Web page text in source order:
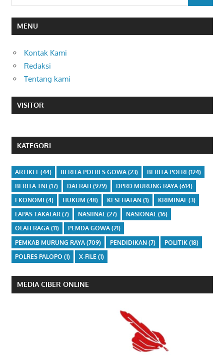
MENU
Kontak Kami
Redaksi
Tentang kami
VISITOR
KATEGORI
ARTIKEL (44) BERITA POLRES GOWA(23) BERITA POLRI (124)
BERITA TNI (17) DAERAH (979) DPRD MURUNG RAYA(614)
EKONOMI (4) HUKUM (48) KESEHATAN(1) KRIMINAL(3)
LAPAS TAKALAR(7) NASIINAL(27) NASIONAL(16)
OLAH RAGA(11) PEMDA GOWA(21)
PEMKAB MURUNG RAYA(709) PENDIDIKAN(7) POLITIK(18)
POLRES PALOPO (1) X-FILE (1)
MEDIA CIBER ONLINE